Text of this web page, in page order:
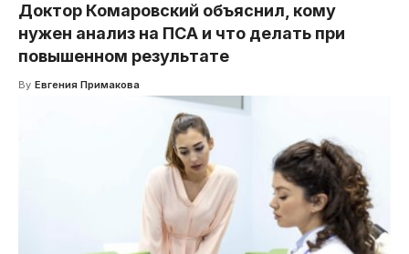
Доктор Комаровский объяснил, кому
нужен анализ на ПСА и что делать при
повышенном результате
By Евгения Примакова